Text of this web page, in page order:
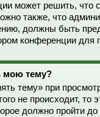
может решить, что
также, что
должны быть
конференции
мою тему?
тему» при
не происходит, то
должно пройти